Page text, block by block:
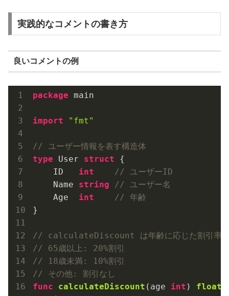
実践的なコメントの書き方
良いコメントの例
package main
import "fmt"
// ユーザー情報を表す構造体
type User struct {
    ID
int
// ユーザーID
    Name
string
// ユーザー名
    Age
int
// 年齢
}
// calculateDiscount は年齢に応じた割引率を
// 65歳以上: 20%割引
// 18歳未満: 10%割引
// その他: 割引なし
func
calculateDiscount (age int )